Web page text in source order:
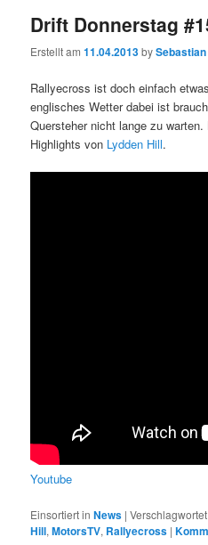
Drift Donnerstag
Erstellt am11.04.2013bySebastian
Rallyecross ist doch einfach
englisches Wetter dabei ist
Quersteher nicht lange zu
Highlights von Lydden Hill.
Youtube
Einsortiert in News |
Hill,MotorsTV, Rallyecross |